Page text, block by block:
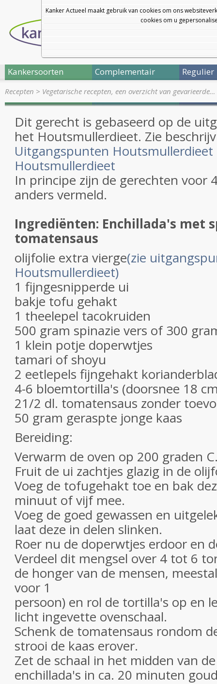
Kanker Actueel maakt gebruik van cookies om ons
cookies om u
Kankersoorten Complementair Regulier
Recepten > Vegetarische recepten, een overzicht van gevarieerde…
Dit gerecht is gebaseerd op de
het Houtsmullerdieet. Zie
Uitgangspunten Houtsmullerdieet
Houtsmullerdieet
In principe zijn de gerechten voor
anders vermeld.
Ingrediënten: Enchillada's met
tomatensaus
olijfolie extra vierge(zie
Houtsmullerdieet)
1 fijngesnipperde ui
bakje tofu gehakt
1 theelepel tacokruiden
500 gram spinazie vers of 300
1 klein potje doperwtjes
tamari of shoyu
2 eetlepels fijngehakt
4-6 bloemtortilla's (doorsnee 18
21/2 dl. tomatensaus zonder
50 gram geraspte jonge kaas
Bereiding:
Verwarm de oven op 200 graden
Fruit de ui zachtjes glazig in de
Voeg de tofugehakt toe en bak
minuut of vijf mee.
Voeg de goed gewassen en
laat deze in delen slinken.
Roer nu de doperwtjes erdoor en
Verdeel dit mengsel over 4 tot 6
de honger van de mensen,
voor 1
persoon) en rol de tortilla's op en
licht ingevette ovenschaal.
Schenk de tomatensaus rondom
strooi de kaas erover.
Zet de schaal in het midden van
enchillada's in ca. 20 minuten